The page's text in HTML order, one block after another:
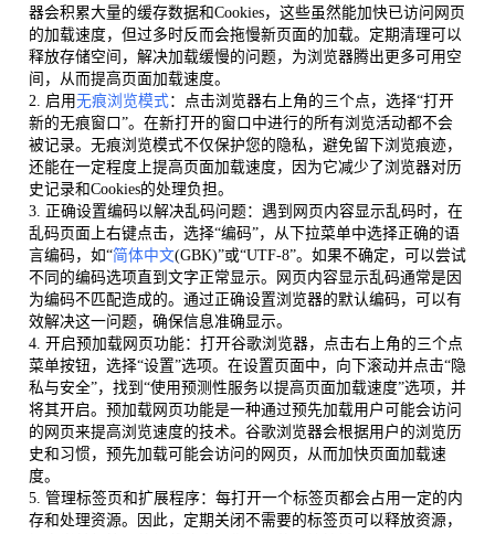
器会积累大量的缓存数据和Cookies，这些虽然能加快已访问网页
的加载速度，但过多时反而会拖慢新页面的加载。定期清理可以
释放存储空间，解决加载缓慢的问题，为浏览器腾出更多可用空
间，从而提高页面加载速度。
2. 启用无痕浏览模式：点击浏览器右上角的三个点，选择“打开
新的无痕窗口”。在新打开的窗口中进行的所有浏览活动都不会
被记录。无痕浏览模式不仅保护您的隐私，避免留下浏览痕迹，
还能在一定程度上提高页面加载速度，因为它减少了浏览器对历
史记录和Cookies的处理负担。
3. 正确设置编码以解决乱码问题：遇到网页内容显示乱码时，在
乱码页面上右键点击，选择“编码”，从下拉菜单中选择正确的语
言编码，如“简体中文(GBK)”或“UTF-8”。如果不确定，可以尝试
不同的编码选项直到文字正常显示。网页内容显示乱码通常是因
为编码不匹配造成的。通过正确设置浏览器的默认编码，可以有
效解决这一问题，确保信息准确显示。
4. 开启预加载网页功能：打开谷歌浏览器，点击右上角的三个点
菜单按钮，选择“设置”选项。在设置页面中，向下滚动并点击“隐
私与安全”，找到“使用预测性服务以提高页面加载速度”选项，并
将其开启。预加载网页功能是一种通过预先加载用户可能会访问
的网页来提高浏览速度的技术。谷歌浏览器会根据用户的浏览历
史和习惯，预先加载可能会访问的网页，从而加快页面加载速
度。
5. 管理标签页和扩展程序：每打开一个标签页都会占用一定的内
存和处理资源。因此，定期关闭不需要的标签页可以释放资源，